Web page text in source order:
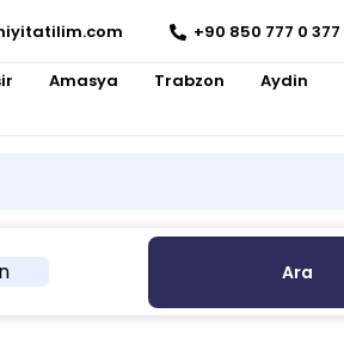
+90 850 777 0 377
Amasya Trabzon Aydin
Ara